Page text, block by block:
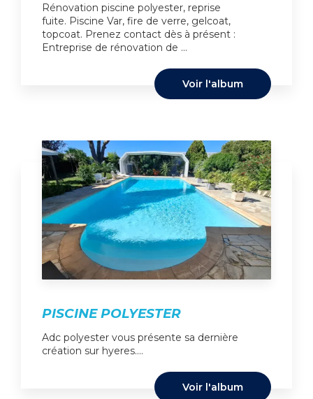
Rénovation piscine polyester, reprise
fuite. Piscine Var, fire de verre, gelcoat,
topcoat. Prenez contact dès à présent :
Entreprise de rénovation de ...
Voir l'album
PISCINE POLYESTER
Adc polyester vous présente sa dernière
création sur hyeres....
Voir l'album